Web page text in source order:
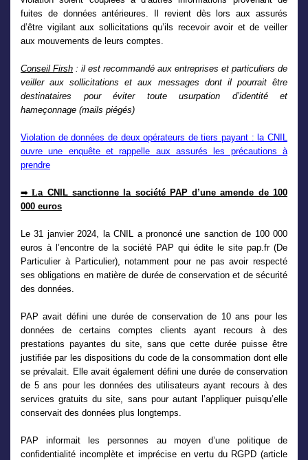
fuites de données antérieures. Il revient dès lors aux assurés
d’être vigilant aux sollicitations qu’ils recevoir avoir et de veiller
aux mouvements de leurs comptes.
Conseil Firsh : il est recommandé aux entreprises et particuliers de
veiller aux sollicitations et aux messages dont il pourrait être
destinataires pour éviter toute usurpation d’identité et
hameçonnage (mails piégés)
Violation de données de deux opérateurs de tiers payant : la CNIL
ouvre une enquête et rappelle aux assurés les précautions à
prendre
➡ La CNIL sanctionne la société PAP d’une amende de 100
000 euros
Le 31 janvier 2024, la CNIL a prononcé une sanction de 100 000
euros à l’encontre de la société PAP qui édite le site pap.fr (De
Particulier à Particulier), notamment pour ne pas avoir respecté
ses obligations en matière de durée de conservation et de sécurité
des données.
PAP avait défini une durée de conservation de 10 ans pour les
données de certains comptes clients ayant recours à des
prestations payantes du site, sans que cette durée puisse être
justifiée par les dispositions du code de la consommation dont elle
se prévalait. Elle avait également défini une durée de conservation
de 5 ans pour les données des utilisateurs ayant recours à des
services gratuits du site, sans pour autant l’appliquer puisqu’elle
conservait des données plus longtemps.
PAP informait les personnes au moyen d’une politique de
confidentialité incomplète et imprécise en vertu du RGPD (article